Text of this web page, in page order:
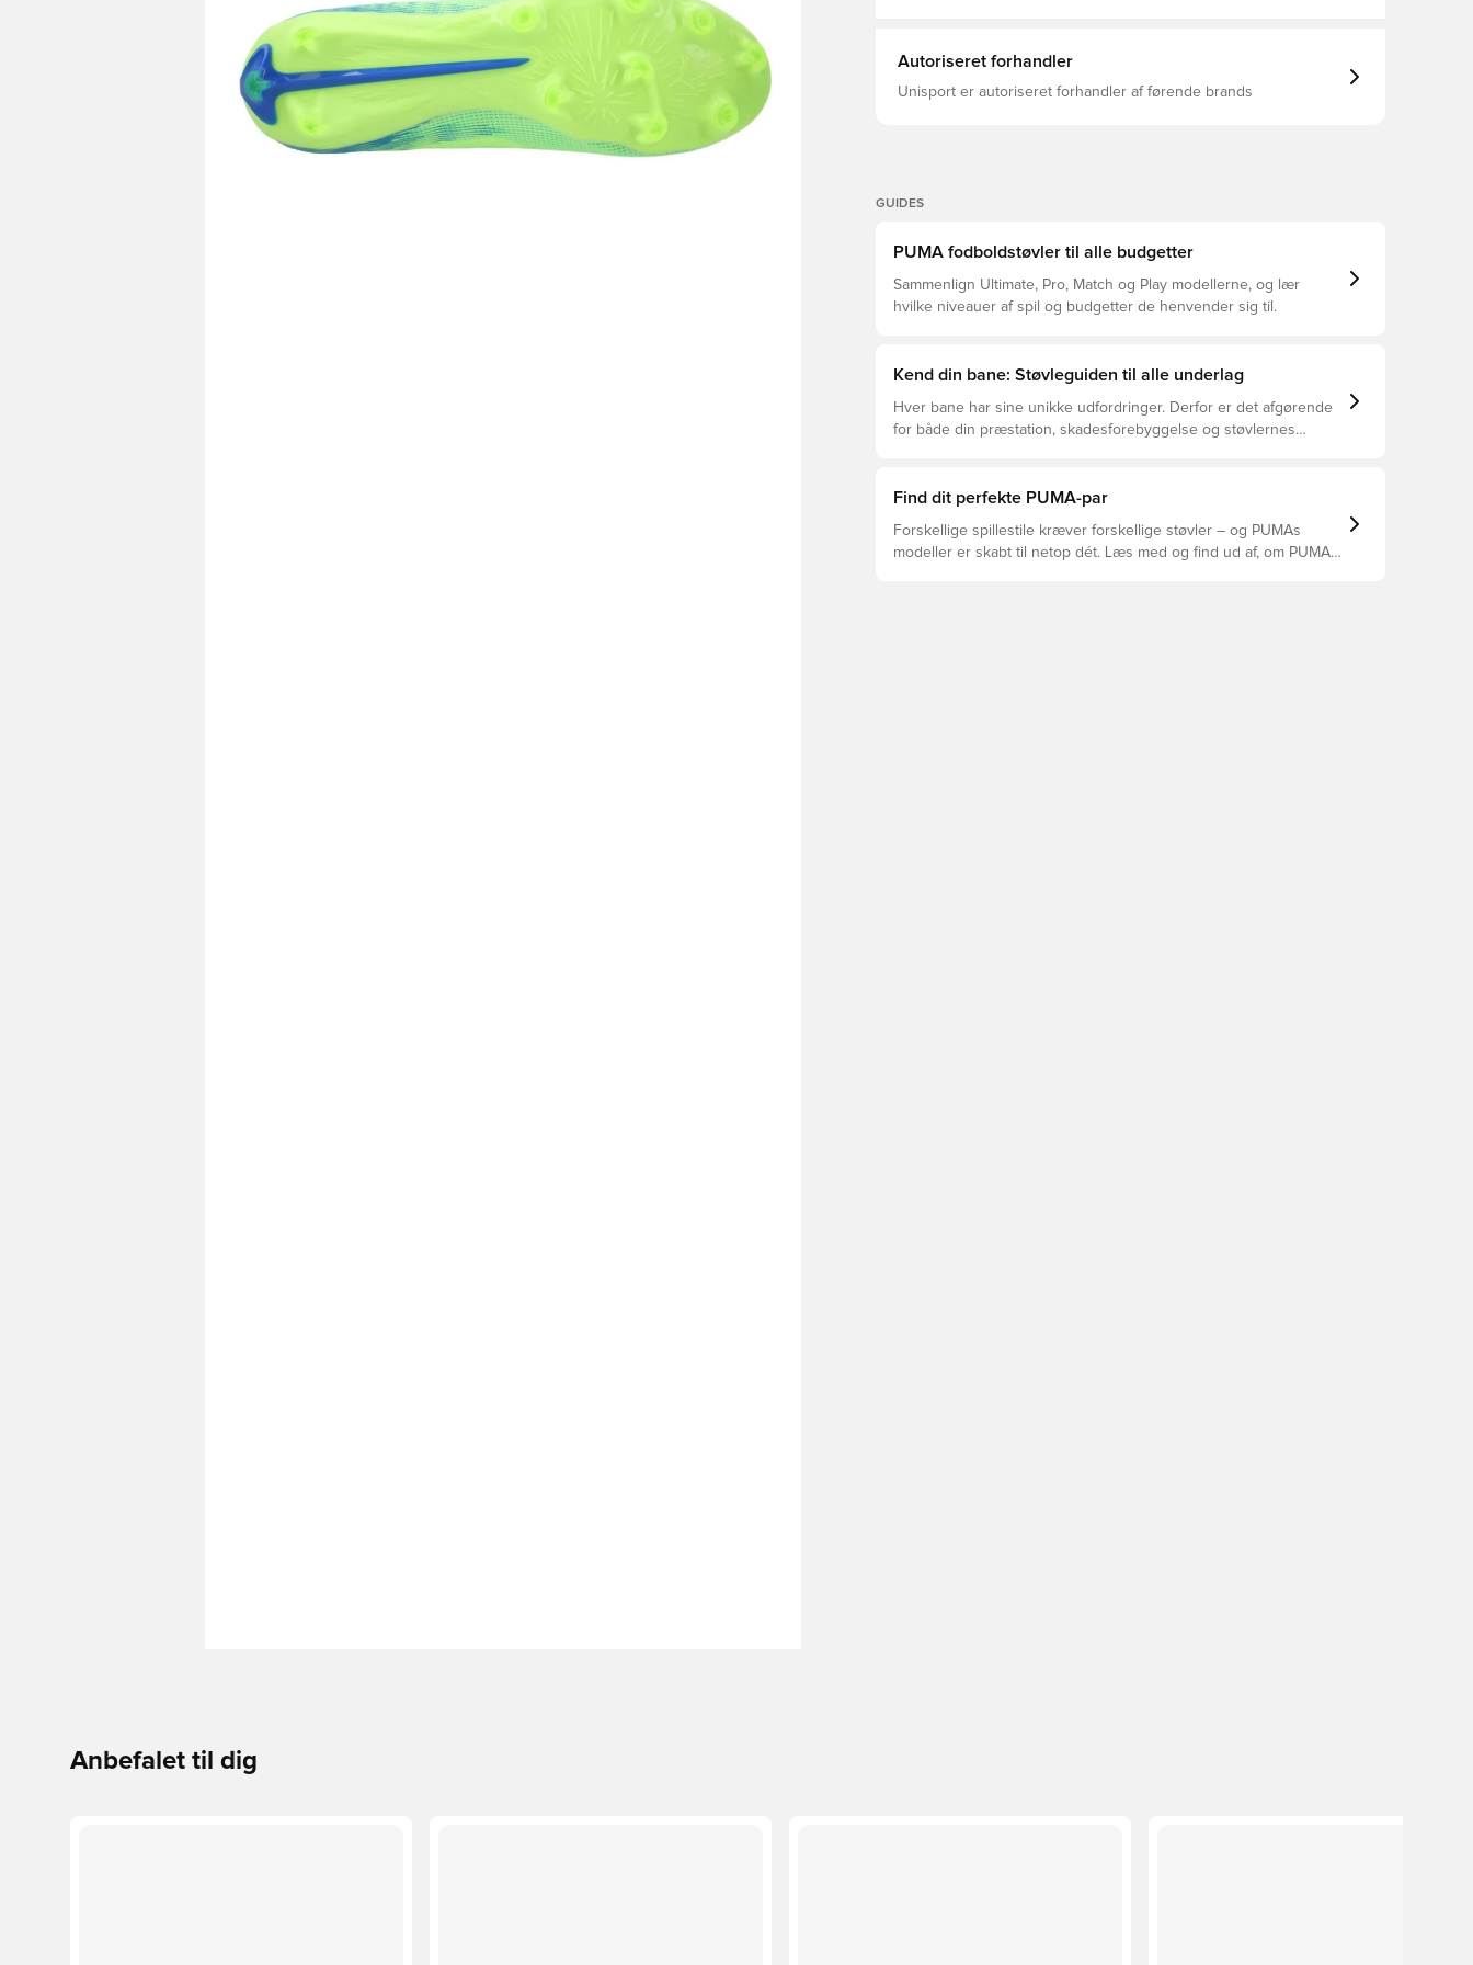
Autoriseret forhandler
Unisport er autoriseret forhandler af førende brands
GUIDES
PUMA fodboldstøvler til alle budgetter
Sammenlign Ultimate, Pro, Match og Play modellerne, og lær
hvilke niveauer af spil og budgetter de henvender sig til.
Kend din bane: Støvleguiden til alle underlag
Hver bane har sine unikke udfordringer. Derfor er det afgørende
for både din præstation, skadesforebyggelse og støvlernes
forskellige typer underlag.
Find dit perfekte PUMA-par
Forskellige spillestile kræver forskellige støvler – og PUMAs
modeller er skabt til netop dét. Læs med og find ud af, om PUMA
Anbefalet til dig